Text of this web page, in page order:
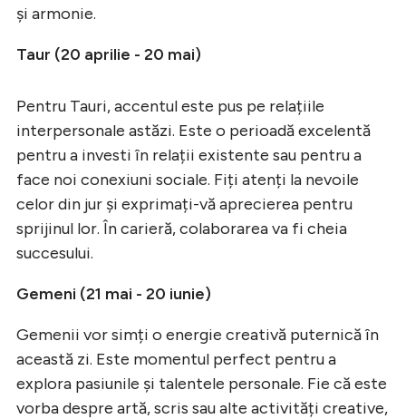
și armonie.
Taur (20 aprilie - 20 mai)
Pentru Tauri, accentul este pus pe relațiile
interpersonale astăzi. Este o perioadă excelentă
pentru a investi în relații existente sau pentru a
face noi conexiuni sociale. Fiți atenți la nevoile
celor din jur și exprimați-vă aprecierea pentru
sprijinul lor. În carieră, colaborarea va fi cheia
succesului.
Gemeni (21 mai - 20 iunie)
Gemenii vor simți o energie creativă puternică în
această zi. Este momentul perfect pentru a
explora pasiunile și talentele personale. Fie că este
vorba despre artă, scris sau alte activități creative,